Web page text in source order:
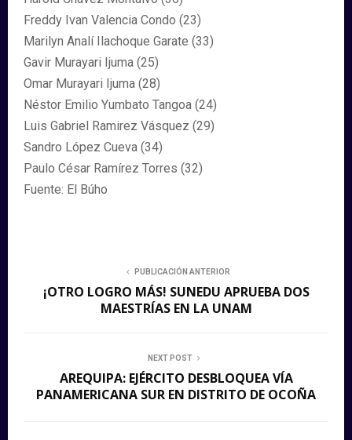
Freddy Ivan Valencia Condo (23)
Marilyn Analí Ilachoque Garate (33)
Gavir Murayari Ijuma (25)
Omar Murayari Ijuma (28)
Néstor Emilio Yumbato Tangoa (24)
Luis Gabriel Ramirez Vásquez (29)
Sandro López Cueva (34)
Paulo César Ramírez Torres (32)
Fuente: El Búho
PUBLICACIÓN ANTERIOR
¡OTRO LOGRO MÁS! SUNEDU APRUEBA DOS
MAESTRÍAS EN LA UNAM
NEXT POST
AREQUIPA: EJÉRCITO DESBLOQUEA VÍA
PANAMERICANA SUR EN DISTRITO DE OCOÑA